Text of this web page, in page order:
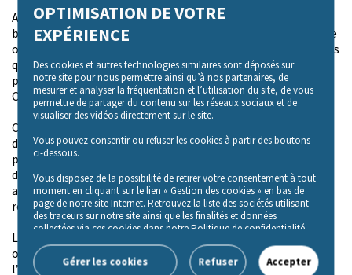
A la suite d’une étude pré opérationnelle qui relève les
besoins et les spécificités d’un territoire (quartier, commune
ou un groupement de communes), les partenaires locaux tels
que l’Anah, le Département, la Région, et Action logement
peuvent réserver des financements à la mise en place d’une
OPAH (5 ans) ou d’un PIG (3 ans).
Ces dispositifs permettent de solliciter une équipe
d’animation dédiée, en charge de la mobilisation des
propriétaires privés, sur le périmètre et les thématiques
définis, en vue de les accompagner (techniquement,
administrativement et financièrement) dans leur projet de
réhabilitation de logement.
Les associations SOLIHA sont aujourd’hui le premier
opérateur en Opération Programmée d’Amélioration de
l’Habitat (OPAH) et en Programme d’Intérêt Général sur le
OPTIMISATION DE VOTRE
EXPÉRIENCE
Des cookies et autres technologies similaires sont déposés sur
notre site pour nous permettre ainsi qu’à nos partenaires, de
mesurer et analyser la fréquentation et l’utilisation du site, de vous
permettre de partager du contenu sur les réseaux sociaux et de
visualiser des vidéos directement sur le site.
Vous pouvez consentir ou refuser les cookies à partir des boutons
ci-dessous.
Vous disposez de la possibilité de retirer votre consentement à tout
moment en cliquant sur le lien « Gestion des cookies » en bas de
page de notre site Internet. Retrouvez la liste des sociétés utilisant
des traceurs sur notre site ainsi que les finalités et données
collectées via ces cookies dans notre Politique de confidentialité,
de page de notre site Internet.
Gérer les cookies Refuser Accepter